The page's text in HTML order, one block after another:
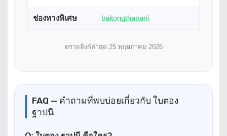
ช่องทางพิเศษ baitongthapani
ตรวจลิงก์ล่าสุด 25 พฤษภาคม 2026
FAQ — คำถามที่พบบ่อยเกี่ยวกับ ใบตอง
ฐาปนี